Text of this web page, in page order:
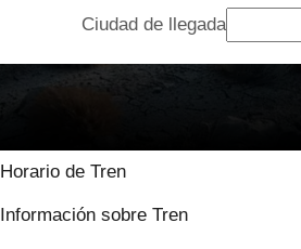
Ciudad de llegada
Horario de Tren
Información sobre Tren